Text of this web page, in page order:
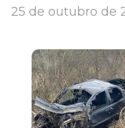
25 de outubro de